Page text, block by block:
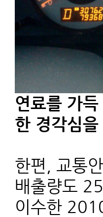
연료를 가
한 경각심
한편, 교통
배출량도
이수한